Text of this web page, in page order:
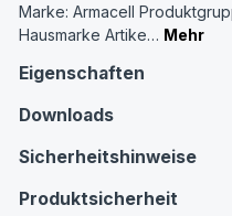
Marke: Armacell
Hausmarke Artike… Mehr
Eigenschaften
Downloads
Sicherheitshinweise
Produktsicherheit